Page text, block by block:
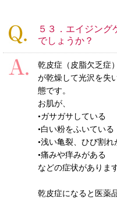
５３．エイジン
でしょうか？
乾皮症（皮脂欠乏症
が乾燥して光沢を失
態です。
お肌が、
•ガサガサしている
•白い粉をふいている
•浅い亀裂、ひび割れ
•痛みや痒みがある
などの症状があります
乾皮症になると医薬